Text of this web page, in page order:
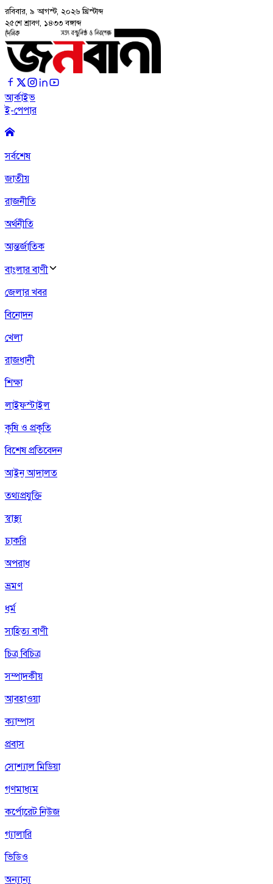
রবিবার, ৯ আগস্ট, ২০২৬ খ্রিস্টাব্দ
২৫শে শ্রাবণ, ১৪৩৩ বঙ্গাব্দ
আর্কাইভ
ই-পেপার
সর্বশেষ
জাতীয়
রাজনীতি
অর্থনীতি
আন্তর্জাতিক
বাংলার বাণী
জেলার খবর
বিনোদন
খেলা
রাজধানী
শিক্ষা
লাইফস্টাইল
কৃষি ও প্রকৃতি
বিশেষ প্রতিবেদন
আইন আদালত
তথ্যপ্রযুক্তি
স্বাস্থ্য
চাকরি
অপরাধ
ভ্রমণ
ধর্ম
সাহিত্য বাণী
চিত্র বিচিত্র
সম্পাদকীয়
আবহাওয়া
ক্যাম্পাস
প্রবাস
সোশ্যাল মিডিয়া
গণমাধ্যম
কর্পোরেট নিউজ
গ্যালারি
ভিডিও
অন্যান্য